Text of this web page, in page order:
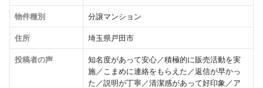
物件種別 分譲マンション
住所 埼玉県戸田市
投稿者の声
知名度があって安心／積極的に販売活動を実
施／こまめに連絡をもらえた／返信が早かっ
た／説明が丁寧／清潔感があって好印象／ア